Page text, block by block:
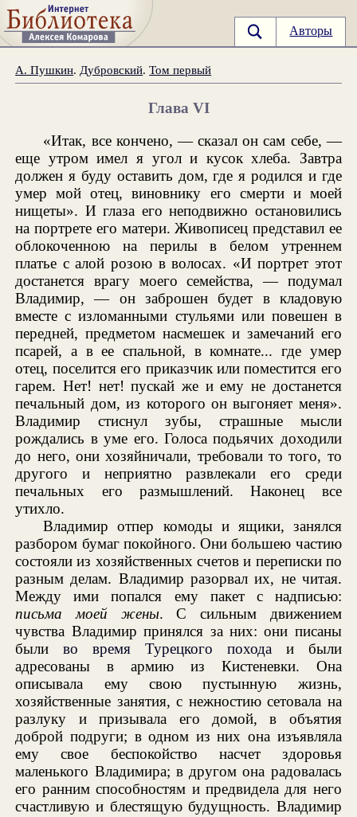
Авторы
А. Пушкин. Дубровский.Том первый
Глава VI
«Итак, все кончено, — сказал он сам себе, —
еще утром имел я угол и кусок хлеба. Завтра
должен я буду оставить дом, где я родился и где
умер мой отец, виновнику его смерти и моей
нищеты». И глаза его неподвижно остановились
на портрете его матери. Живописец представил ее
облокоченною на перилы в белом утреннем
платье с алой розою в волосах. «И портрет этот
достанется врагу моего семейства, — подумал
Владимир, — он заброшен будет в кладовую
вместе с изломанными стульями или повешен в
передней, предметом насмешек и замечаний его
псарей, а в ее спальной, в комнате... где умер
отец, поселится его приказчик или поместится его
гарем. Нет! нет! пускай же и ему не достанется
печальный дом, из которого он выгоняет меня».
Владимир стиснул зубы, страшные мысли
рождались в уме его. Голоса подьячих доходили
до него, они хозяйничали, требовали то того, то
другого и неприятно развлекали его среди
печальных его размышлений. Наконец все
утихло.
Владимир отпер комоды и ящики, занялся
разбором бумаг покойного. Они большею частию
состояли из хозяйственных счетов и переписки по
разным делам. Владимир разорвал их, не читая.
Между ими попался ему пакет с надписью:
письма моей жены. С сильным движением
чувства Владимир принялся за них: они писаны
быливо время Турецкого похода и были
адресованы в армию из Кистеневки. Она
описывала ему свою пустынную жизнь,
хозяйственные занятия, с нежностию сетовала на
разлуку и призывала его домой, в объятия
доброй подруги; в одном из них она изъявляла
ему свое беспокойство насчет здоровья
маленького Владимира; в другом она радовалась
его ранним способностям и предвидела для него
счастливую и блестящую будущность. Владимир